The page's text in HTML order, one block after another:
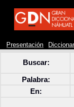
Presentación
Buscar:
Palabra:
En: